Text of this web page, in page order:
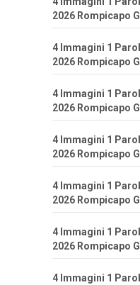
2026 Rompicapo
4 Immagini 1
2026 Rompicapo
4 Immagini 1
2026 Rompicapo
4 Immagini 1
2026 Rompicapo
4 Immagini 1
2026 Rompicapo
4 Immagini 1
2026 Rompicapo
4 Immagini 1